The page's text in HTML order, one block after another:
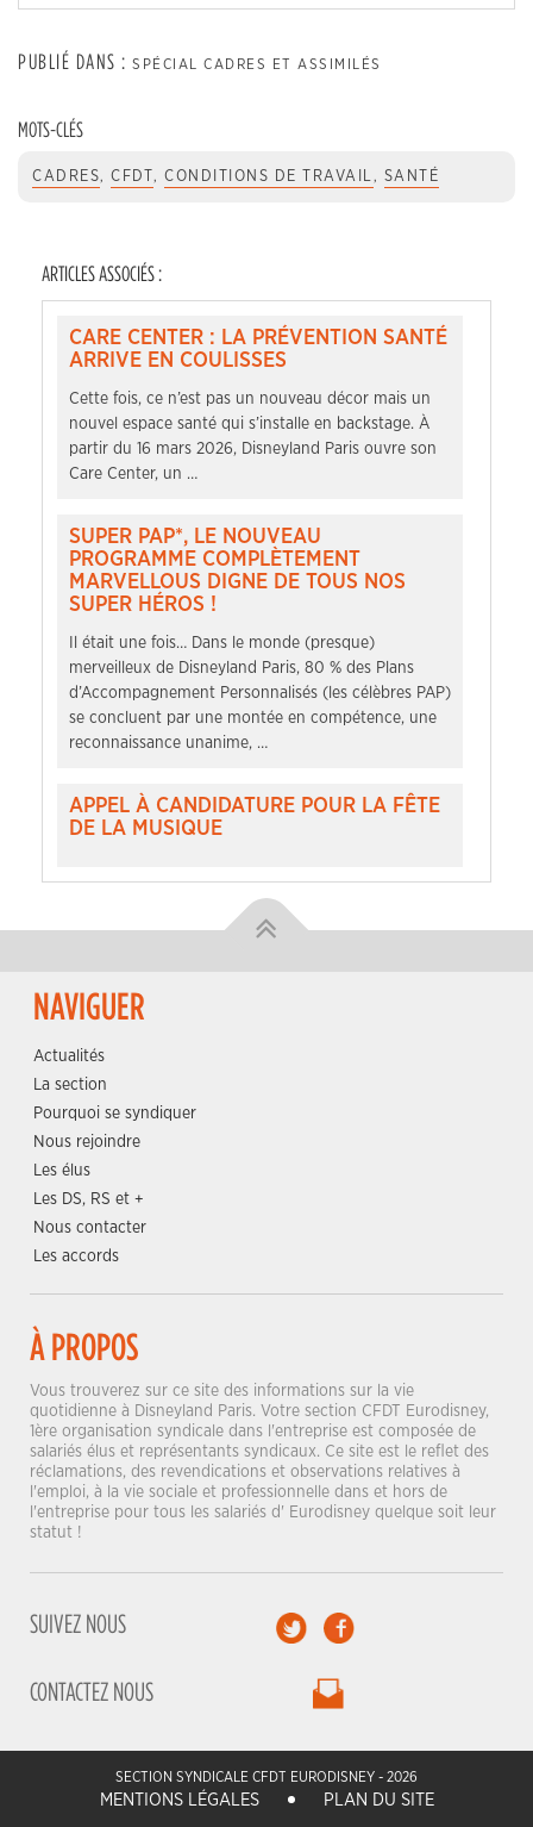
PUBLIÉ DANS : SPÉCIAL CADRES ET ASSIMILÉS
MOTS-CLÉS
CADRES, CFDT , CONDITIONS DE TRAVAIL , SANTÉ
ARTICLES ASSOCIÉS :
CARE CENTER : LA PRÉVENTION SANTÉ
ARRIVE EN COULISSES
Cette fois, ce n’est pas un nouveau décor mais un
nouvel espace santé qui s’installe en backstage. À
partir du 16 mars 2026, Disneyland Paris ouvre son
Care Center, un …
SUPER PAP*, LE NOUVEAU
PROGRAMME COMPLÈTEMENT
MARVELLOUS DIGNE DE TOUS NOS
SUPER HÉROS !
Il était une fois… Dans le monde (presque)
merveilleux de Disneyland Paris, 80 % des Plans
d’Accompagnement Personnalisés (les célèbres PAP)
se concluent par une montée en compétence, une
reconnaissance unanime, …
APPEL À CANDIDATURE POUR LA FÊTE
DE LA MUSIQUE
NAVIGUER
Actualités
La section
Pourquoi se syndiquer
Nous rejoindre
Les élus
Les DS, RS et +
Nous contacter
Les accords
À PROPOS
Vous trouverez sur ce site des informations sur la vie
quotidienne à Disneyland Paris. Votre section CFDT Eurodisney,
1ère organisation syndicale dans l'entreprise est composée de
salariés élus et représentants syndicaux. Ce site est le reflet des
réclamations, des revendications et observations relatives à
l'emploi, à la vie sociale et professionnelle dans et hors de
l'entreprise pour tous les salariés d' Eurodisney quelque soit leur
statut !
SUIVEZ NOUS
CONTACTEZ NOUS
SECTION SYNDICALE CFDT EURODISNEY - 2026
MENTIONS LÉGALES PLAN DU SITE